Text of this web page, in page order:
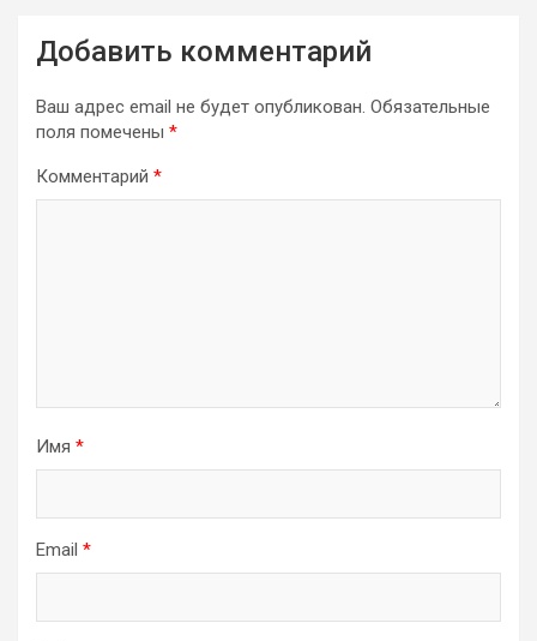
Добавить комментарий
Ваш адрес email не будет опубликован. Обязательные
поля помечены *
Комментарий *
Имя *
Email *